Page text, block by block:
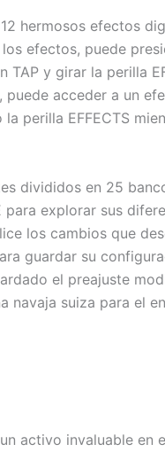
hermosos efectos
efectos, puede
y girar la perilla
puede acceder a un
perilla EFFECTS
divididos en 25
explorar sus
los cambios que
guardar su
el preajuste
suiza para el
activo invaluable